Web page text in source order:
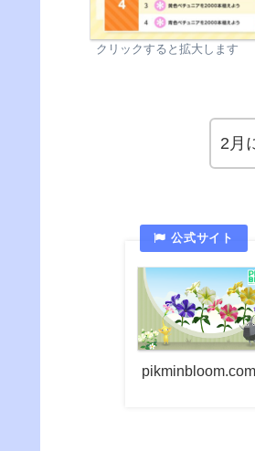
クリックすると拡大します
2月
pikminbloom.com